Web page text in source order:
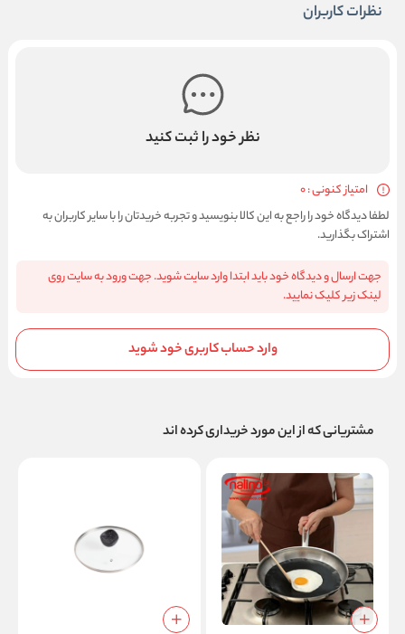
نظرات کاربران
نظر خود را ثبت کنید
امتیاز کنونی : 0
لطفا دیدگاه خود را راجع به این کالا بنویسید و تجربه خریدتان را با سایر کاربران به
اشتراک بگذارید.
جهت ارسال و دیدگاه خود باید ابتدا وارد سایت شوید. جهت ورود به سایت روی
لینک زیر کلیک نمایید.
وارد حساب کاربری خود شوید
مشتریانی که از این مورد خریداری کرده اند